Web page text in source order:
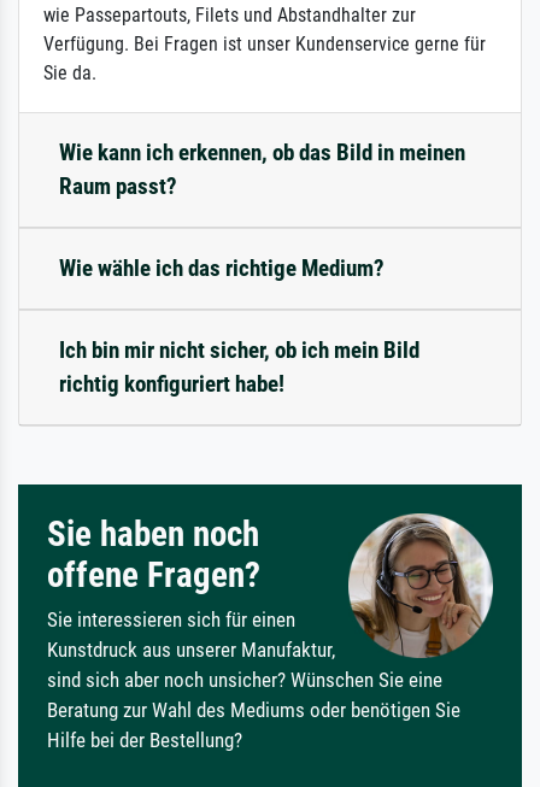
wie Passepartouts, Filets und Abstandhalter zur
Verfügung. Bei Fragen ist unser Kundenservice gerne für
Sie da.
Wie kann ich erkennen, ob das Bild in meinen
Raum passt?
Wie wähle ich das richtige Medium?
Ich bin mir nicht sicher, ob ich mein Bild
richtig konfiguriert habe!
Sie haben noch
offene Fragen?
Sie interessieren sich für einen
Kunstdruck aus unserer Manufaktur,
sind sich aber noch unsicher? Wünschen Sie eine
Beratung zur Wahl des Mediums oder benötigen Sie
Hilfe bei der Bestellung?